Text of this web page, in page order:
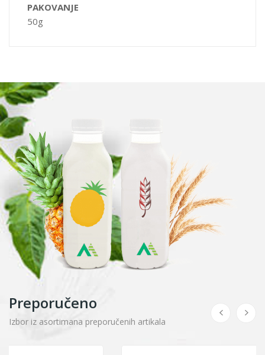
PAKOVANJE
50g
Preporučeno
Izbor iz asortimana preporučenih artikala